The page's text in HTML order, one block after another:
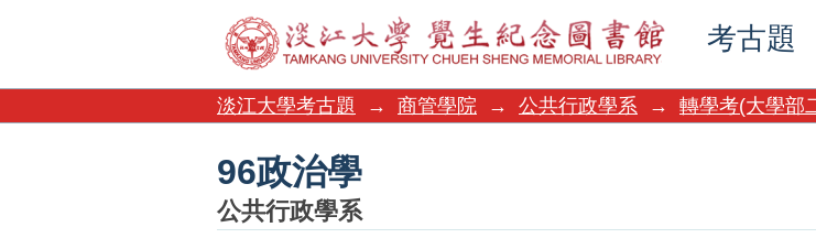
考古題
96政治學
淡江大學考古題
→ 商管學院 → 公共行政學系 → 轉學考(大學部
96政治學
公共行政學系